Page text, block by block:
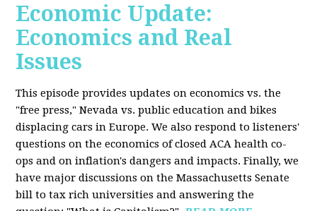
Economic Update:
Economics and Real
Issues
This episode provides updates on economics vs. the
"free press," Nevada vs. public education and bikes
displacing cars in Europe. We also respond to listeners'
questions on the economics of closed ACA health co-
ops and on inflation's dangers and impacts. Finally, we
have major discussions on the Massachusetts Senate
bill to tax rich universities and answering the